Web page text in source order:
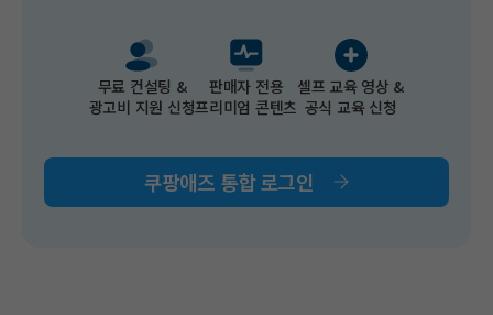
무료 컨설팅 &​
광고비 지원 신청​
판매자 전용
프리미엄 콘텐츠
셀프 교육 영상 &
공식 교육 신청
쿠팡애즈 통합 로그인